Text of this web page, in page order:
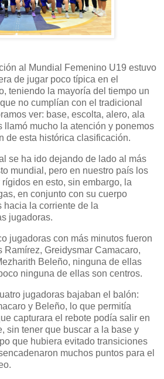
al Mundial Femenino U19 estuvo
de jugar poco típica en el
teniendo la mayoría del tiempo un
no cumplían con el tradicional
ver: base, escolta, alero, ala
llamó mucho la atención y ponemos
de esta histórica clasificación.
se ha ido dejando de lado al más
mundial, pero en nuestro país los
en esto, sin embargo, la
en conjunto con su cuerpo
hacia la corriente de la
jugadoras.
jugadoras con más minutos fueron
Ramírez, Greidysmar Camacaro,
Beleño, ninguna de ellas
ninguna de ellas son centros.
jugadoras bajaban el balón:
y Beleño, lo que permitía
capturara el rebote podía salir en
sin tener que buscar a la base y
que hubiera evitado transiciones
muchos puntos para el